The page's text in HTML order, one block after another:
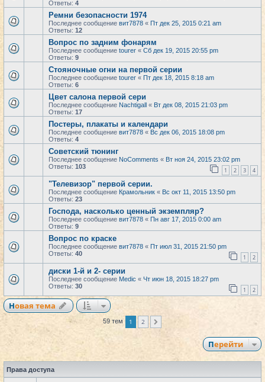
Ответы: 4
Ремни безопасности 1974
Последнее сообщение вит7878 « Пт дек 25, 2015 0:21 am
Ответы: 12
Вопрос по задним фонарям
Последнее сообщение tourer « Сб дек 19, 2015 20:55 pm
Ответы: 9
Стояночные огни на первой серии
Последнее сообщение tourer « Пт дек 18, 2015 8:18 am
Ответы: 6
Цвет салона первой сери
Последнее сообщение Nachtigall « Вт дек 08, 2015 21:03 pm
Ответы: 17
Постеры, плакаты и календари
Последнее сообщение вит7878 « Вс дек 06, 2015 18:08 pm
Ответы: 4
Советский тюнинг
Последнее сообщение NoComments « Вт ноя 24, 2015 23:02 pm
Ответы: 103 1 2 3 4
"Телевизор" первой серии.
Последнее сообщение Крамольник « Вс окт 11, 2015 13:50 pm
Ответы: 23
Господа, насколько ценный экземпляр?
Последнее сообщение вит7878 « Пн авг 17, 2015 0:00 am
Ответы: 9
Вопрос по краске
Последнее сообщение вит7878 « Пт июл 31, 2015 21:50 pm
Ответы: 40 1 2
диски 1-й и 2- серии
Последнее сообщение Medic « Чт июн 18, 2015 18:27 pm
Ответы: 30 1 2
Новая тема
59 тем 1 2
Перейти
Права доступа